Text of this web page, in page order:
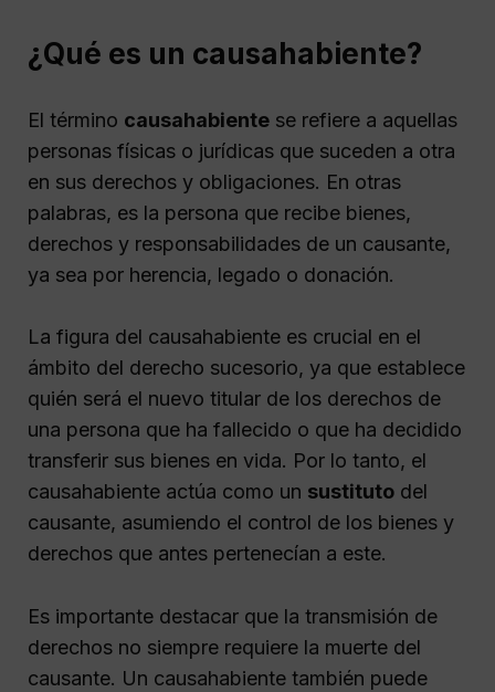
¿Qué es un causahabiente?
El término causahabiente se refiere a aquellas
personas físicas o jurídicas que suceden a otra
en sus derechos y obligaciones. En otras
palabras, es la persona que recibe bienes,
derechos y responsabilidades de un causante,
ya sea por herencia, legado o donación.
La figura del causahabiente es crucial en el
ámbito del derecho sucesorio, ya que establece
quién será el nuevo titular de los derechos de
una persona que ha fallecido o que ha decidido
transferir sus bienes en vida. Por lo tanto, el
causahabiente actúa como un sustituto del
causante, asumiendo el control de los bienes y
derechos que antes pertenecían a este.
Es importante destacar que la transmisión de
derechos no siempre requiere la muerte del
causante. Un causahabiente también puede